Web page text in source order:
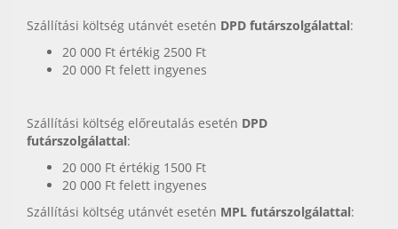
Szállítási költség utánvét esetén DPD futárszolgálattal:
20 000 Ft értékig 2500 Ft
20 000 Ft felett ingyenes
Szállítási költség előreutalás esetén DPD
futárszolgálattal:
20 000 Ft értékig 1500 Ft
20 000 Ft felett ingyenes
Szállítási költség utánvét esetén MPL futárszolgálattal: